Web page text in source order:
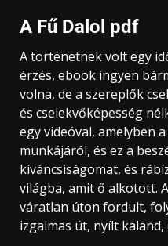
A Fű Dalol pdf
A történetnek volt egy
érzés, ebook ingyen
volna, de a szereplők
és cselekvőképesség
egy videóval, amelyben
munkájáról, és ez a
kíváncsiságomat, és
világba, amit ő alkotott.
váratlan úton fordult,
izgalmas út, nyílt